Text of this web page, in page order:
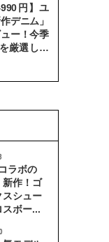
円】ユ
デニム」
ー！今季
厳選して
ラボの
新作！ゴ
スシュー
スボー...